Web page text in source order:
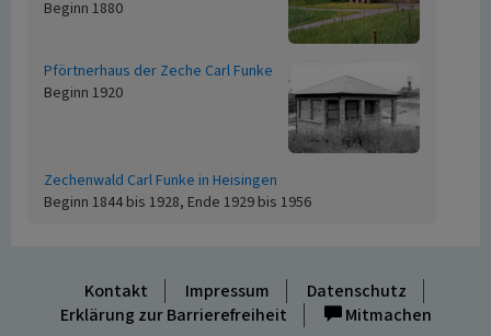
Beginn 1880
Pförtnerhaus der Zeche Carl Funke
Beginn 1920
Zechenwald Carl Funke in Heisingen
Beginn 1844 bis 1928, Ende 1929 bis 1956
Kontakt Impressum
Datenschutz
Erklärung zur Barrierefreiheit
Mitmachen